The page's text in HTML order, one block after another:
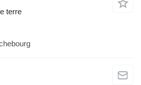
terre